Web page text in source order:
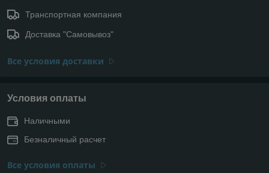
Транспортная компания
Доставка "Самовывоз"
Все условия доставки
Условия оплаты
Наличными
Безналичный расчет
Все условия оплаты